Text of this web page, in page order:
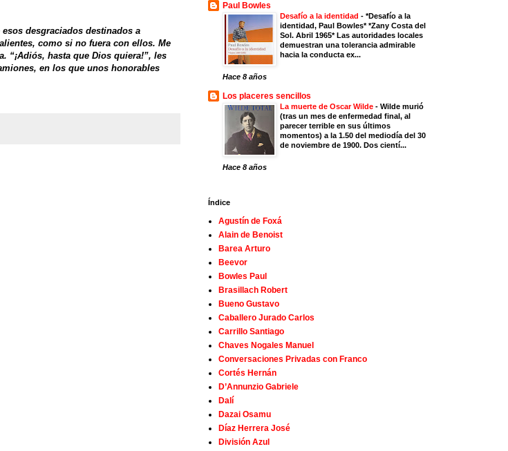
desgraciados destinados a
como si no fuera con ellos. Me
“¡Adiós, hasta que Dios quiera!”, les
en los que unos honorables
Paul Bowles
Desafío a la identidad - *Desafío a la
identidad, Paul Bowles* *Zany Costa del
Sol. Abril 1965* Las autoridades locales
demuestran una tolerancia admirable
hacia la conducta ex...
Hace 8 años
Los placeres sencillos
La muerte de Oscar Wilde - Wilde murió
(tras un mes de enfermedad final, al
parecer terrible en sus últimos
momentos) a la 1.50 del mediodía del 30
de noviembre de 1900. Dos cientí...
Hace 8 años
Índice
Agustín de Foxá
Alain de Benoist
Barea Arturo
Beevor
Bowles Paul
Brasillach Robert
Bueno Gustavo
Caballero Jurado Carlos
Carrillo Santiago
Chaves Nogales Manuel
Conversaciones Privadas con Franco
Cortés Hernán
D’Annunzio Gabriele
Dalí
Dazai Osamu
Díaz Herrera José
División Azul